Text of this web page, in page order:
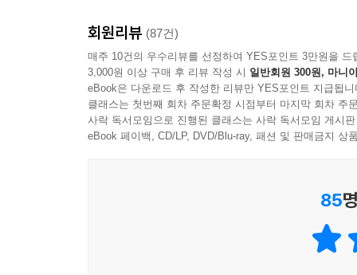
내면의 소리에 귀를 기울이면
‘정말 중요한 것’이 보이기 시작한다
나 아닌 다른 것의 소리에 귀를 기울이는 것을 ‘
사람이 타인의 소리는 주의 깊게 들으려고 하지만
기우라고 생각하고 무시해버렸다. 그러다 프로젝
회원리뷰 (87건)
매주 10건의 우수리뷰를 선정하여 YES포인트 3만원을 드
3,000원 이상 구매 후 리뷰 작성 시 일반회원 300원, 마니
eBook은 다운로드 후 작성한 리뷰만 YES포인트 지급됩니
클래스는 첫번째 회차 주문확정 시점부터 마지막 회차 주
사락 독서모임으로 진행된 클래스는 사락 독서모임 게시
eBook 페이백, CD/LP, DVD/Blu-ray, 패션 및 판매금지 상
85